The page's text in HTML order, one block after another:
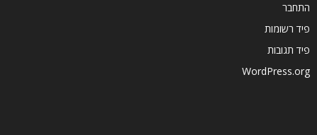
התחבר
פיד רשומות
פיד תגובות
WordPress.org